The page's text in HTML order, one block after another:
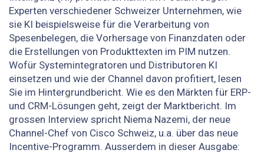
Experten verschiedener Schweizer Unternehmen, wie
sie KI beispielsweise für die Verarbeitung von
Spesenbelegen, die Vorhersage von Finanzdaten oder
die Erstellungen von Produkttexten im PIM nutzen.
Wofür System­integratoren und Distributoren KI
einsetzen und wie der Channel davon profitiert, lesen
Sie im Hintergrundbericht. Wie es den Märkten für ERP-
und CRM-Lösungen geht, zeigt der Marktbericht. Im
grossen Interview spricht Niema Nazemi, der neue
Channel-Chef von Cisco Schweiz, u.a. über das neue
Incentive-Programm. Ausserdem in dieser Ausgabe: